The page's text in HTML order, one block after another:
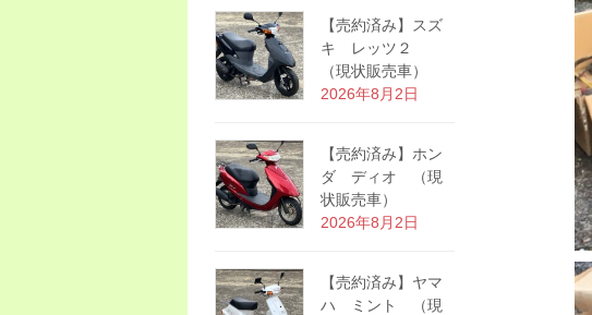
【売約済み】スズ
キ レッツ２
（現状販売車）
2026年8月2日
【売約済み】ホン
ダ ディオ （現
状販売車）
2026年8月2日
【売約済み】ヤマ
ハ ミント （現